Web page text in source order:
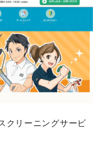
クリーニングサービ